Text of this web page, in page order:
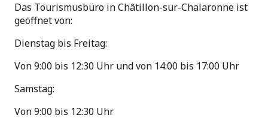
Das Tourismusbüro in Châtillon-sur-Chalaronne ist
geöffnet von:
Dienstag bis Freitag:
Von 9:00 bis 12:30 Uhr und von 14:00 bis 17:00 Uhr
Samstag:
Von 9:00 bis 12:30 Uhr